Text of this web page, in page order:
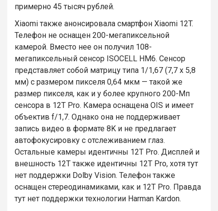
примерно 45 тысяч рублей.
Xiaomi также анонсировала смартфон Xiaomi 12T.
Телефон не оснащен 200-мегапиксельной
камерой. Вместо нее он получил 108-
мегапиксельный сенсор ISOCELL HM6. Сенсор
представляет собой матрицу типа 1/1,67 (7,7 x 5,8
мм) с размером пикселя 0,64 мкм — такой же
размер пикселя, как и у более крупного 200-Мп
сенсора в 12T Pro. Камера оснащена OIS и имеет
объектив f/1,7. Однако она не поддерживает
запись видео в формате 8K и не предлагает
автофокусировку с отслеживанием глаз.
Остальные камеры идентичны 12T Pro. Дисплей и
внешность 12T также идентичны 12T Pro, хотя тут
нет поддержки Dolby Vision. Телефон также
оснащен стереодинамиками, как и 12T Pro. Правда
тут нет поддержки технологии Harman Kardon.